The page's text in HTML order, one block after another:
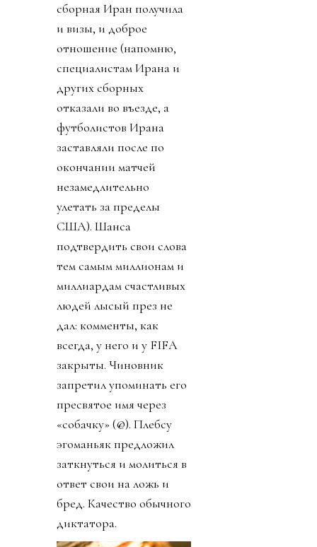
сборная Иран получила
и визы, и доброе
отношение (напомню,
специалистам Ирана и
других сборных
отказали во въезде, а
футболистов Ирана
заставляли после по
окончании матчей
незамедлительно
улетать за пределы
США). Шанса
подтвердить свои слова
тем самым миллионам и
миллиардам счастливых
людей лысый през не
дал: комменты, как
всегда, у него и у FIFA
закрыты. Чиновник
запретил упоминать его
пресвятое имя через
«собачку» (@). Плебсу
эгоманьяк предложил
заткнуться и молиться в
ответ свои на ложь и
бред. Качество обычного
диктатора.